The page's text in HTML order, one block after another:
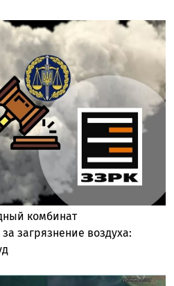
комбинат
загрязнение воздуха: